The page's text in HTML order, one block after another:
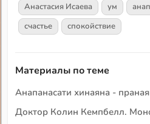
Анастасия Исаева
ум
счастье
спокойствие
Материалы по теме
Анапанасати хинаяна -
Доктор Колин Кемпбелл.